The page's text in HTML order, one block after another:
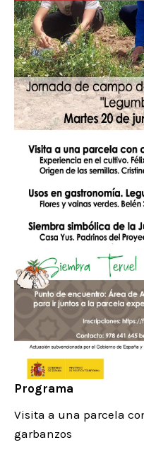
Programa
Visita a una parcela
garbanzos